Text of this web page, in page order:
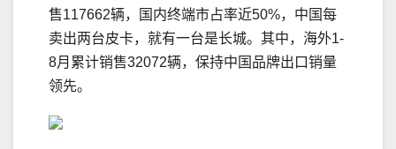
售117662辆，国内终端市占率近50%，中国每
卖出两台皮卡，就有一台是长城。其中，海外1-
8月累计销售32072辆，保持中国品牌出口销量
领先。